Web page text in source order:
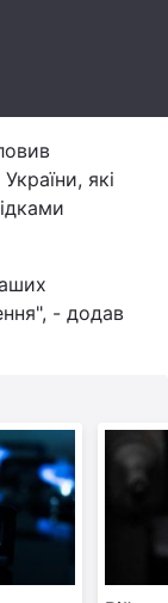
які
- додав